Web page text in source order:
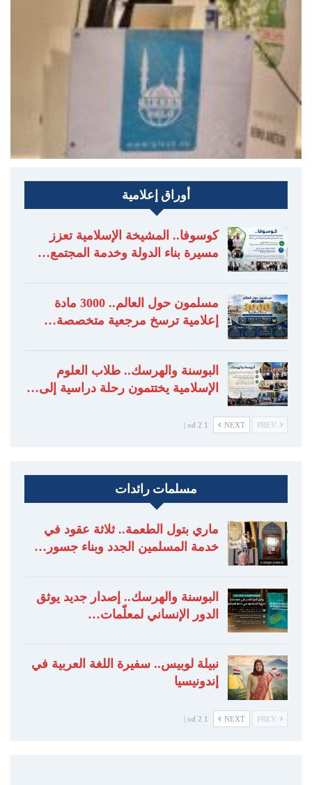
أوراق إعلامية
كوسوفا.. المشيخة الإسلامية تعزز
مسيرة بناء الدولة وخدمة المجتمع…
مسلمون حول العالم.. 3000 مادة
إعلامية ترسخ مرجعية متخصصة…
البوسنة والهرسك.. طلاب العلوم
الإسلامية يختتمون رحلة دراسية إلى…
NEXT
1 od 2 |
مسلمات رائدات
ماري بتول الطعمة.. ثلاثة عقود في
خدمة المسلمين الجدد وبناء جسور…
البوسنة والهرسك.. إصدار جديد يوثق
الدور الإنساني لمعلّمات…
نبيلة لوبيس.. سفيرة اللغة العربية في
إندونيسيا
NEXT
1 od 2 |